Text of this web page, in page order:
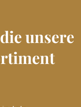
unsere